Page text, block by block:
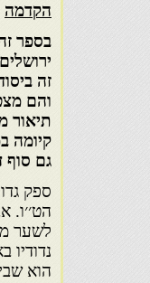
הקדמה
בספר
זה
והם
תיאור
קיומה
גם
ספק
הט׳׳ו.
לשער
נדודיו
הוא